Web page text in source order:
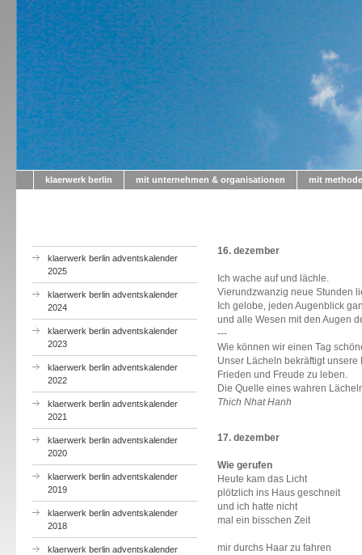
klaerwerk berlin mit unternehmen & organisationen mit methode
klaerwerk berlin adventskalender
2025
klaerwerk berlin adventskalender
2024
klaerwerk berlin adventskalender
2023
klaerwerk berlin adventskalender
2022
klaerwerk berlin adventskalender
2021
klaerwerk berlin adventskalender
2020
klaerwerk berlin adventskalender
2019
klaerwerk berlin adventskalender
2018
klaerwerk berlin adventskalender
16. dezember
Ich wache auf und lächle.
Vierundzwanzig neue Stunden
Ich gelobe, jeden Augenblick
und alle Wesen mit den Augen
---
Wie können wir einen Tag
Unser Lächeln bekräftigt
Frieden und Freude zu leben.
Die Quelle eines wahren
Thich Nhat Hanh
17. dezember
Wie gerufen
Heute kam das Licht
plötzlich ins Haus geschneit
und ich hatte nicht
mal ein bisschen Zeit
mir durchs Haar zu fahren